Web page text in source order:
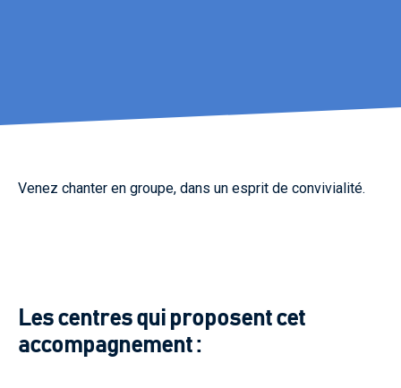
Venez chanter en groupe, dans un esprit de convivialité.
Les centres qui proposent cet
accompagnement :